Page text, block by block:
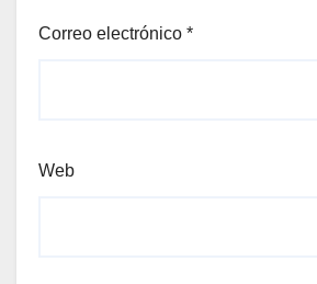
Correo electrónico *
Web